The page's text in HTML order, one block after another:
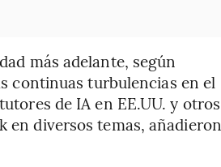
más adelante, según
continuas turbulencias en el
de IA en EE.UU. y otros
en diversos temas, añadieron